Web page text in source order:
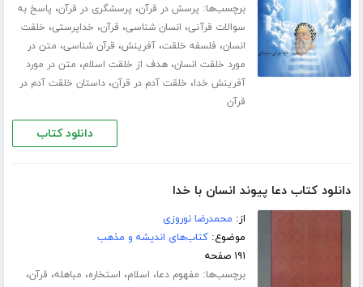
برچسب‌ها: پرسش در قرآن، پرسشگری در قرآن، پاسخ به
سوالات قرآنی، انسان شناسی، قرآن، خداپرستی، خلقت
انسان، فلسفه خلقت،آفرینش، قرآن شناسی، متن در
مورد خلقت انسان،هدف از خلقت اسلام، متن در مورد
آفرینش خدا، خلقت آدم در قرآن،داستان خلقت آدم در
قرآن
دانلود کتاب
دانلود کتاب دعا پیوند انسان با خدا
از: محمدرضا نوروزی
موضوع:کتاب‌های اندیشه و مذهب
۱۹۱ صفحه
برچسب‌ها: مفهوم دعا، اسلام، استخاره، مباهله، قرآن،